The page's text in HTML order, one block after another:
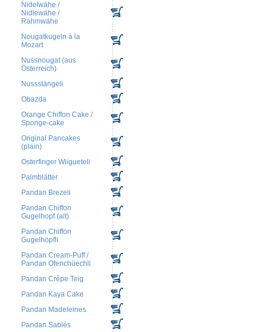
Nidelwähe /
Nidlewähe /
Rahmwähe
Nougatkugeln à la
Mozart
Nussnougat (aus
Österreich)
Nussstängeli
Obazda
Orange Chiffon Cake /
Sponge-cake
Original Pancakes
(plain)
Osterfinger Wiigueteli
Palmblätter
Pandan Brezeli
Pandan Chiffon
Gugelhopf (alt)
Pandan Chiffon
Gugelhöpfli
Pandan Cream-Puff /
Pandan Ofenchüechli
Pandan Crêpe Teig
Pandan Kaya Cake
Pandan Madeleines
Pandan Sablés